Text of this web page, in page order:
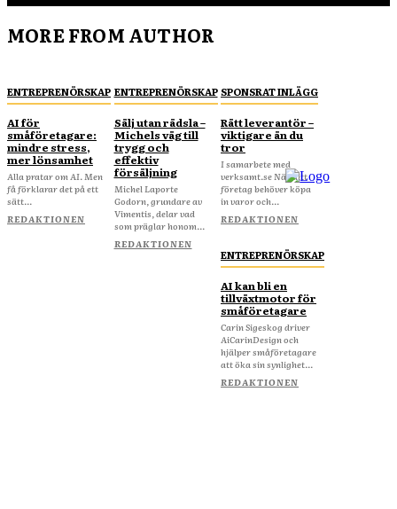
MORE FROM AUTHOR
ENTREPRENÖRSKAP
AI för
småföretagare:
mindre stress,
mer lönsamhet
Alla pratar om AI. Men
få förklarar det på ett
sätt...
REDAKTIONEN
ENTREPRENÖRSKAP
Sälj utan rädsla –
Michels väg till
trygg och
effektiv
försäljning
Michel Laporte
Godorn, grundare av
Vimentis, delar vad
som präglar honom...
REDAKTIONEN
SPONSRAT INLÄGG
Rätt leverantör –
viktigare än du
tror
I samarbete med
verksamt.se När ditt
företag behöver köpa
in varor och...
REDAKTIONEN
ENTREPRENÖRSKAP
AI kan bli en
tillväxtmotor för
småföretagare
Carin Sigeskog driver
AiCarinDesign och
hjälper småföretagare
att öka sin synlighet...
REDAKTIONEN